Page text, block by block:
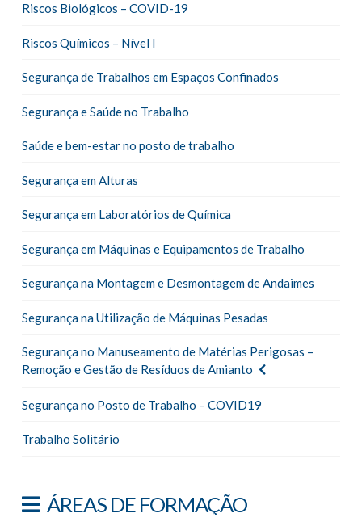
Riscos Biológicos – COVID-19
Riscos Químicos – Nível I
Segurança de Trabalhos em Espaços Confinados
Segurança e Saúde no Trabalho
Saúde e bem-estar no posto de trabalho
Segurança em Alturas
Segurança em Laboratórios de Química
Segurança em Máquinas e Equipamentos de Trabalho
Segurança na Montagem e Desmontagem de Andaimes
Segurança na Utilização de Máquinas Pesadas
Segurança no Manuseamento de Matérias Perigosas –
Remoção e Gestão de Resíduos de Amianto
Segurança no Posto de Trabalho – COVID19
Trabalho Solitário
ÁREAS DE FORMAÇÃO